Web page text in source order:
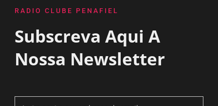
RADIO CLUBE PENAFIEL
Subscreva Aqui A
Nossa Newsletter